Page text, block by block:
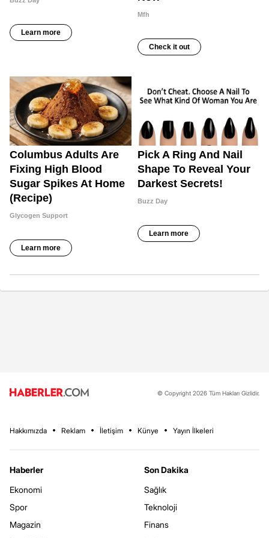
© Copyright 2026 Tüm Hakları Gizlidir.
Hakkımızda Reklam İletişim Künye Yayın İlkeleri
Haberler
Ekonomi
Spor
Magazin
Son Dakika
Sağlık
Teknoloji
Finans